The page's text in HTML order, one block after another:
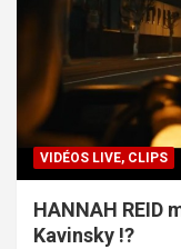
VIDÉOS LIVE, CLIPS
HANNAH REID
Kavinsky !?